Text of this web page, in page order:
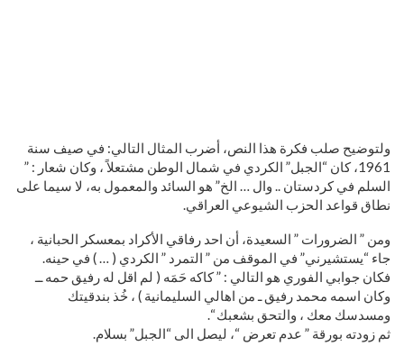
ولتوضيح صلب فكرة هذا النص، أضرب المثال التالي: في صيف سنة
1961، كان “الجبل” الكردي في شمال الوطن مشتعلاً ، وكان شعار : ”
السلم في كردستان .. وال … الخ” هو السائد والمعمول به، لا سيما على
نطاق قواعد الحزب الشيوعي العراقي.
ومن ” الضرورات ” السعيدة، أن احد رفاقي الأكراد بمعسكر الحبانية ،
جاء “يستشيرني” في الموقف من ” التمرد ” الكردي ( … ) في حينه.
فكان جوابي الفوري هو التالي : ” كاكه حَمَه ( لم اقل له رفيق حمه ــ
وكان اسمه محمد رفيق ـ من اهالي السليمانية ) ، خُذ بندقيتك
ومسدسك معك ، والتحق بشعبك “.
ثم زودته بورقة ” عدم تعرض “، ليصل الى “الجبل” بسلام.